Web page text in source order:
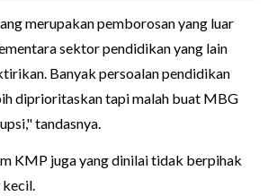
merupakan pemborosan yang luar
sektor pendidikan yang lain
Banyak persoalan pendidikan
diprioritaskan tapi malah buat MBG
tandasnya.
KMP juga yang dinilai tidak berpihak
kecil.